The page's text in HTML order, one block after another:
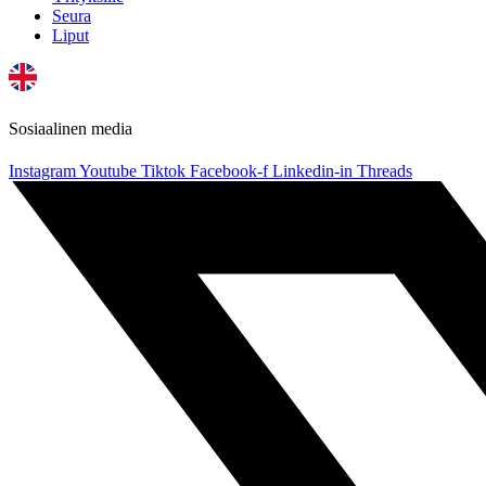
Seura
Liput
Sosiaalinen media
InstagramYoutube Tiktok Facebook-f Linkedin-in Threads